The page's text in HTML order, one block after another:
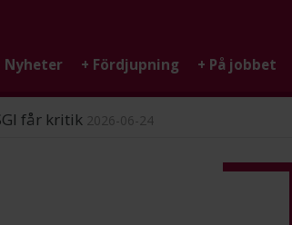
Nyheter + Fördjupning + På jobbet
2026-06-25